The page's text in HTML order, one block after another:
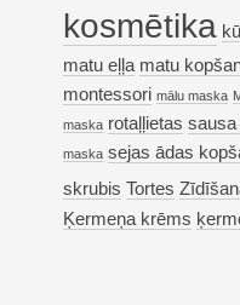
kosmētika
matu eļļa matu
montessori mālu maska
maska rotaļļietas sausa
maska sejas ādas
skrubis Tortes
Ķermeņa krēms